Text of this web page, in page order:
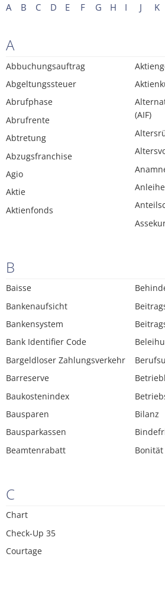
A B C D E F G H I J K
A
Abbuchungsauftrag
Abgeltungssteuer
Abrufphase
Abrufrente
Abtretung
Abzugsfranchise
Agio
Aktie
Aktienfonds
(AIF)
B
Baisse
Bankenaufsicht
Bankensystem
Bank Identifier Code
Bargeldloser Zahlungsverkehr
Barreserve
Baukostenindex
Bausparen
Bausparkassen
Beamtenrabatt
Bilanz
Bonität
C
Chart
Check-Up 35
Courtage